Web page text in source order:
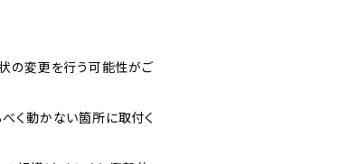
の変更を行う可能性がご
く動かない箇所に取付く